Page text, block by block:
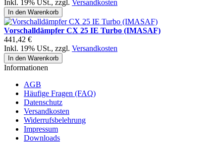
Inkl. 19% USt., zzgl. Versandkosten
In den Warenkorb
Vorschalldämpfer CX 25 IE Turbo (IMASAF)
441,42 €
Inkl. 19% USt., zzgl. Versandkosten
In den Warenkorb
Informationen
AGB
Häufige Fragen (FAQ)
Datenschutz
Versandkosten
Widerrufsbelehrung
Impressum
Downloads